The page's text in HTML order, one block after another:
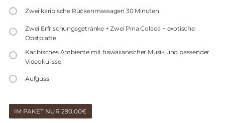
Zwei karibische Rückenmassagen 30 Minuten
Zwei Erfrischungsgetränke + Zwei Pina Colada + exotische
Obstplatte
Karibisches Ambiente mit hawaiianischer Musik und passender
Videokulisse
Aufguss
IM PAKET NUR 290,00€